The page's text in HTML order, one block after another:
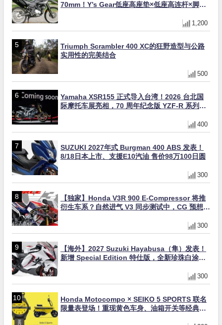
70mm！Y’s Gear低座高座垫×低座高连杆×脚踏
1,200
Triumph Scrambler 400 XC的狂野造型与公路
实用性的完美结合
500
Yamaha XSR155 正式导入台湾！2026 台北国
际摩托车展亮相，70 周年纪念版 YZF-R 系列限
400
SUZUKI 2027年式 Burgman 400 ABS 发表！
8/18日本上市、支援E10汽油 售价98万100日圆
300
【独家】Honda V3R 900 E-Compressor 将推
衍生车系？自然进气 V3 同步测试中，CG 预想曝
300
【海外】2027 Suzuki Hayabusa（隼）发表！
新增 Special Edition 特仕版，全新珍珠白涂装
300
Honda Motocompo × SEIKO 5 SPORTS 联名
限量表登场！重现黄色车身、油箱开关等经典设